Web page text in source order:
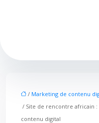
/ Marketing de contenu
/ Site de rencontre africain
contenu digital